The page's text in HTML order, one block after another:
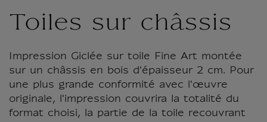
Toiles sur châssis
Impression Giclée sur toile Fine Art montée
sur un châssis en bois d'épaisseur 2 cm. Pour
une plus grande conformité avec l'œuvre
originale, l'impression couvrira la totalité du
format choisi, la partie de la toile recouvrant